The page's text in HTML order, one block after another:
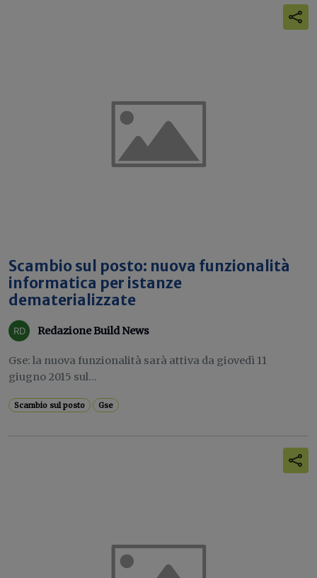
Scambio sul posto: nuova funzionalità
informatica per istanze
dematerializzate
Redazione Build News
Gse: la nuova funzionalità sarà attiva da giovedì 11
giugno 2015 sul...
Scambio sul posto Gse